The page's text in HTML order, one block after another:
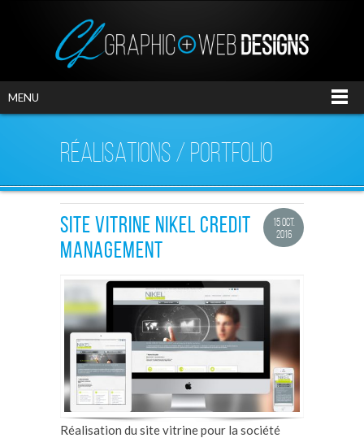
MENU
RÉALISATIONS / PORTFOLIO
15 OCT.
2016
SITE VITRINE NIKEL CREDIT
MANAGEMENT
Réalisation du site vitrine pour la société